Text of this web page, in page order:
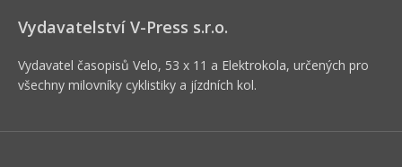
Vydavatelství V-Press s.r.o.
Vydavatel časopisů Velo, 53 x 11 a Elektrokola, určených pro
všechny milovníky cyklistiky a jízdních kol.